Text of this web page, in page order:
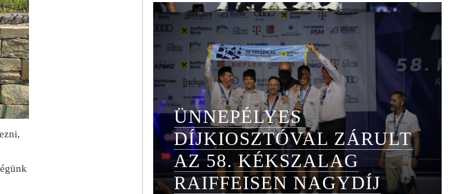
ÜNNEPÉLYES
DÍJKIOSZTÓVAL ZÁRULT
AZ 58. KÉKSZALAG
RAIFFEISEN NAGYDÍJ